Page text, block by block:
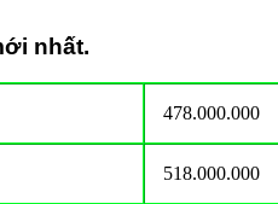
nhất.
478.000.000
518.000.000